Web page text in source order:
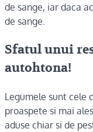
de sange, iar daca
de sange.
Sfatul unui
autohtona!
Legumele sunt cele
proaspete si mai
aduse chiar si de